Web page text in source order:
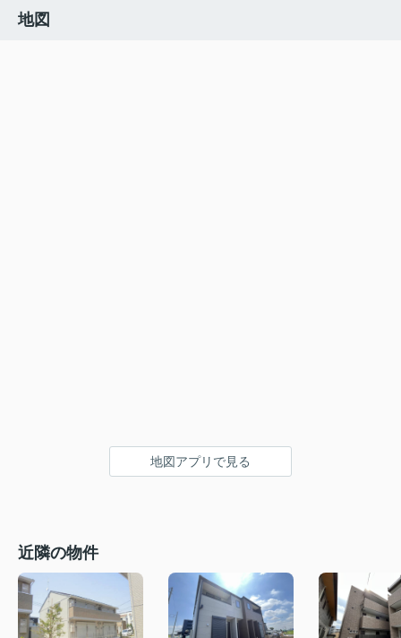
地図
地図アプリで見る
近隣の物件